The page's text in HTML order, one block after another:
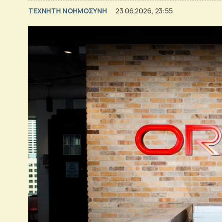
TΕΧΝΗΤΗ ΝΟΗΜΟΣΥΝΗ 23.06.2026, 23:55